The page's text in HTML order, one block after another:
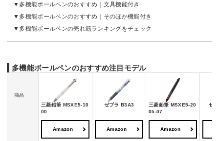
多機能ボールペンのおすすめ｜文具機能付き
多機能ボールペンのおすすめ｜そのほか機能付き
多機能ボールペンの売れ筋ランキングをチェック
多機能ボールペンのおすすめ注目モデル
商品
三菱鉛筆 MSXE5-10
00
ゼブラ B3A3
三菱鉛筆 MSXE5-20
05-07
ゼ
Amazon Amazon Amazon